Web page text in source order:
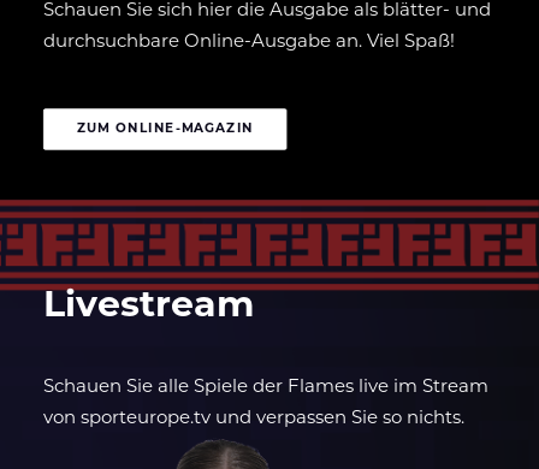
Schauen Sie sich hier die Ausgabe als blätter- und
durchsuchbare Online-Ausgabe an. Viel Spaß!
ZUM ONLINE-MAGAZIN
Livestream
Schauen Sie alle Spiele der Flames live im Stream
von sporteurope.tv und verpassen Sie so nichts.